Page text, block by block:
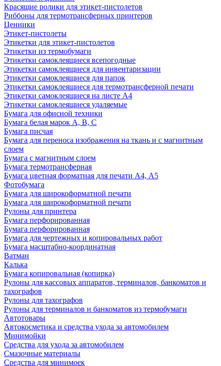
Красящие ролики для этикет-пистолетов
Риббоны для термотрансферных принтеров
Ценники
Этикет-пистолеты
Этикетки для этикет-пистолетов
Этикетки из термобумаги
Этикетки самоклеящиеся всепогодные
Этикетки самоклеящиеся для инвентаризации
Этикетки самоклеящиеся для папок
Этикетки самоклеящиеся для термотрансферной печати
Этикетки самоклеящиеся на листе А4
Этикетки самоклеящиеся удаляемые
Бумага для офисной техники
Бумага белая марок А, В, С
Бумага писчая
Бумага для переноса изображения на ткань и с магнитным
слоем
Бумага с магнитным слоем
Бумага термотрансферная
Бумага цветная форматная для печати А4, А5
Фотобумага
Бумага для широкоформатной печати
Бумага для широкоформатной печати
Рулоны для принтера
Бумага перфорированная
Бумага перфорированная
Бумага для чертежных и копировальных работ
Бумага масштабно-координатная
Ватман
Калька
Бумага копировальная (копирка)
Рулоны для кассовых аппаратов, терминалов, банкоматов и
тахографов
Рулоны для тахографов
Рулоны для терминалов и банкоматов из термобумаги
Автотовары
Автокосметика и средства ухода за автомобилем
Минимойки
Средства для ухода за автомобилем
Смазочные материалы
Средства для минимоек